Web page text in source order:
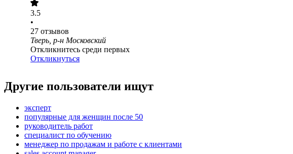
3.5
•
27 отзывов
Тверь, р-н Московский
Откликнитесь среди первых
Откликнуться
Другие пользователи ищут
эксперт
популярные для женщин после 50
руководитель работ
специалист по обучению
менеджер по продажам и работе с клиентами